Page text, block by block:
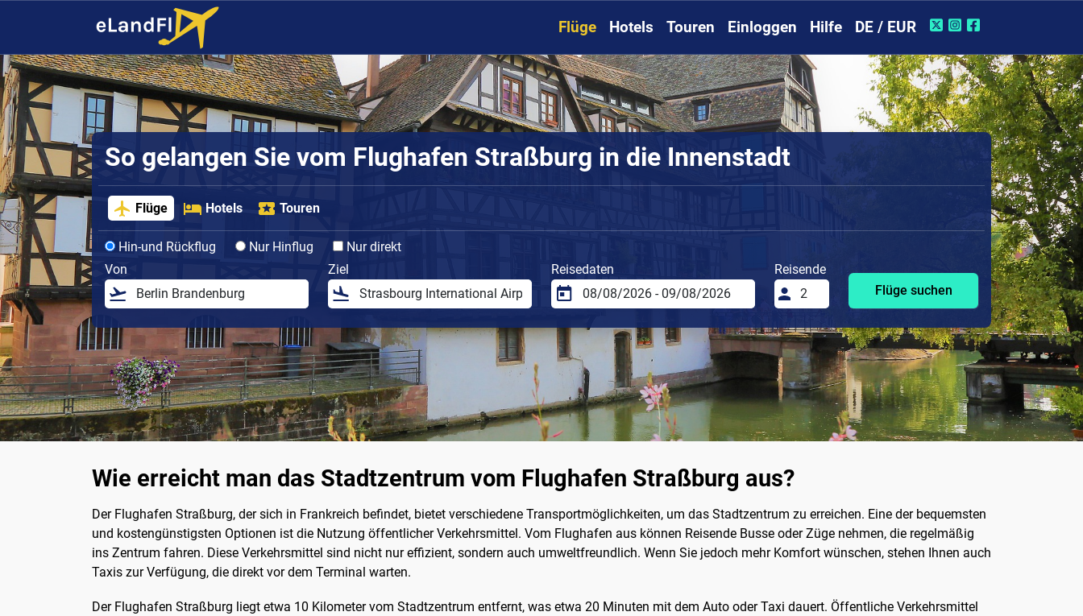
Flüge Hotels Touren Einloggen Hilfe DE / EUR
So gelangen Sie vom Flughafen Straßburg in die Innenstadt
Flüge Hotels Touren
Hin-und Rückflug Nur Hinflug
Nur direkt
Von
Ziel Reisedaten
Reisende
Flüge suchen
Wie erreicht man das Stadtzentrum vom Flughafen Straßburg aus?
Der Flughafen Straßburg, der sich in Frankreich befindet, bietet verschiedene Transportmöglichkeiten, um das Stadtzentrum zu erreichen. Eine der bequemsten
und kostengünstigsten Optionen ist die Nutzung öffentlicher Verkehrsmittel. Vom Flughafen aus können Reisende Busse oder Züge nehmen, die regelmäßig
ins Zentrum fahren. Diese Verkehrsmittel sind nicht nur effizient, sondern auch umweltfreundlich. Wenn Sie jedoch mehr Komfort wünschen, stehen Ihnen auch
Taxis zur Verfügung, die direkt vor dem Terminal warten.
Der Flughafen Straßburg liegt etwa 10 Kilometer vom Stadtzentrum entfernt, was etwa 20 Minuten mit dem Auto oder Taxi dauert. Öffentliche Verkehrsmittel